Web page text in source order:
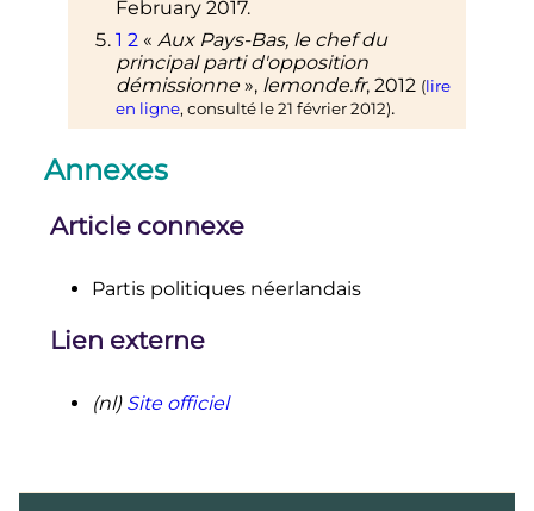
February 2017.
1 2 « Aux Pays-Bas, le chef du
principal parti d'opposition
démissionne », lemonde.fr, 2012 (lire
en ligne, consulté le21 février 2012).
Annexes
Article connexe
Partis politiques néerlandais
Lien externe
(nl) Site officiel